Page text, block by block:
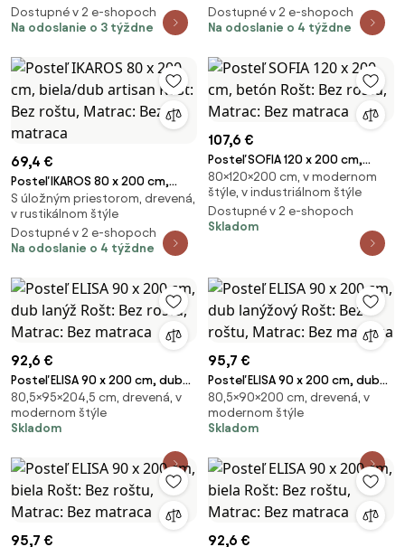
Dostupné v 2 e-shopoch
Na odoslanie o 3 týždne
Dostupné v 2 e-shopoch
Na odoslanie o 4 týždne
69,4 €
Posteľ IKAROS 80 x 200 cm,
biela/dub artisan Rošt: Bez
roštu, Matrac: Bez matraca
S úložným priestorom, drevená,
v rustikálnom štýle
Dostupné v 2 e-shopoch
Na odoslanie o 4 týždne
107,6 €
Posteľ SOFIA 120 x 200 cm,
betón Rošt: Bez roštu, Matrac:
Bez matraca
80×120×200 cm, v modernom
štýle, v industriálnom štýle
Dostupné v 2 e-shopoch
Skladom
92,6 €
Posteľ ELISA 90 x 200 cm, dub
lanýž Rošt: Bez roštu, Matrac:
Bez matraca
80,5×95×204,5 cm, drevená, v
modernom štýle
Skladom
95,7 €
Posteľ ELISA 90 x 200 cm, dub
lanýžový Rošt: Bez roštu,
Matrac: Bez matraca
80,5×90×200 cm, drevená, v
modernom štýle
Skladom
95,7 € 92,6 €